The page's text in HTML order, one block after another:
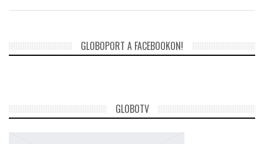
GLOBOZSARU
LATIMO.HU
GLOBOPORT A FACEBOOKON!
GLOBOTV